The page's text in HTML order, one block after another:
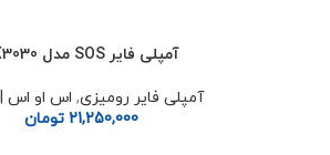
افزودن به سبد خرید
آمپلی فایر SOS مدل JX3030
آمپلی فایر رومیزی, اس او اس | S.O.S
21,250,000 تومان